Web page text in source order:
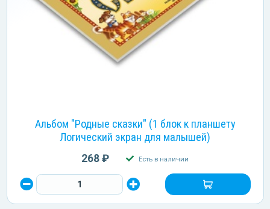
Альбом "Родные сказки" (1 блок к планшету
Логический экран для малышей)
268 ₽ Есть в наличии